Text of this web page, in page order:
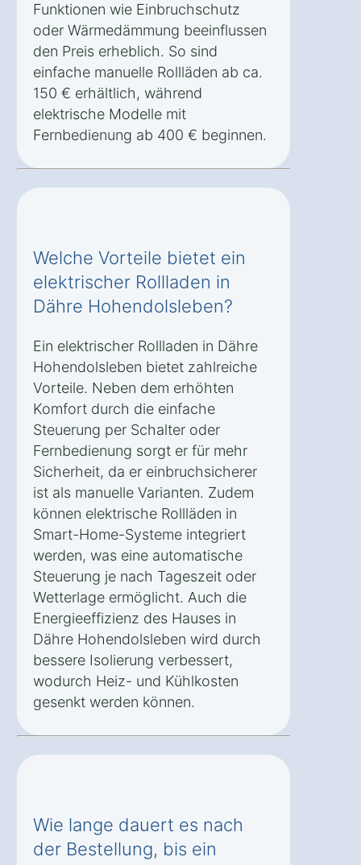
Funktionen wie Einbruchschutz
oder Wärmedämmung beeinflussen
den Preis erheblich. So sind
einfache manuelle Rollläden ab ca.
150 € erhältlich, während
elektrische Modelle mit
Fernbedienung ab 400 € beginnen.
Welche Vorteile bietet ein
elektrischer Rollladen in
Dähre Hohendolsleben?
Ein elektrischer Rollladen in Dähre
Hohendolsleben bietet zahlreiche
Vorteile. Neben dem erhöhten
Komfort durch die einfache
Steuerung per Schalter oder
Fernbedienung sorgt er für mehr
Sicherheit, da er einbruchsicherer
ist als manuelle Varianten. Zudem
können elektrische Rollläden in
Smart-Home-Systeme integriert
werden, was eine automatische
Steuerung je nach Tageszeit oder
Wetterlage ermöglicht. Auch die
Energieeffizienz des Hauses in
Dähre Hohendolsleben wird durch
bessere Isolierung verbessert,
wodurch Heiz- und Kühlkosten
gesenkt werden können.
Wie lange dauert es nach
der Bestellung, bis ein